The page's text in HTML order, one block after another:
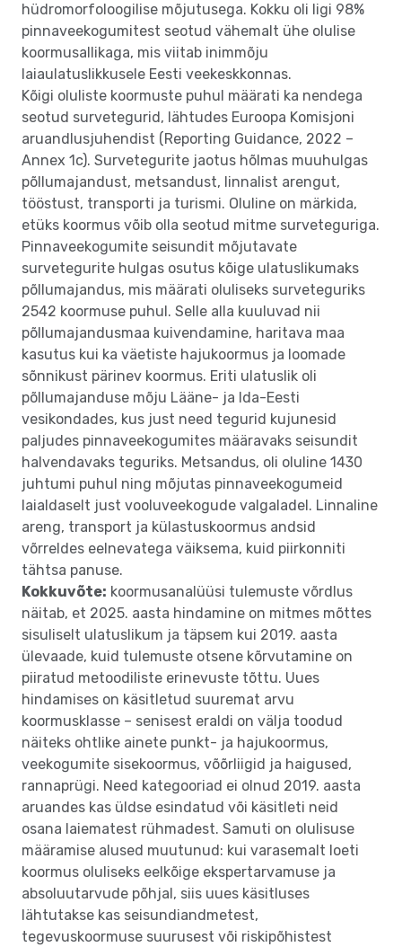
hüdromorfoloogilise mõjutusega. Kokku oli ligi 98%
pinnaveekogumitest seotud vähemalt ühe olulise
koormusallikaga, mis viitab inimmõju
laiaulatuslikkusele Eesti veekeskkonnas.
Kõigi oluliste koormuste puhul määrati ka nendega
seotud survetegurid, lähtudes Euroopa Komisjoni
aruandlusjuhendist (Reporting Guidance, 2022 –
Annex 1c). Survetegurite jaotus hõlmas muuhulgas
põllumajandust, metsandust, linnalist arengut,
tööstust, transporti ja turismi. Oluline on märkida,
etüks koormus võib olla seotud mitme surveteguriga.
Pinnaveekogumite seisundit mõjutavate
survetegurite hulgas osutus kõige ulatuslikumaks
põllumajandus, mis määrati oluliseks surveteguriks
2542 koormuse puhul. Selle alla kuuluvad nii
põllumajandusmaa kuivendamine, haritava maa
kasutus kui ka väetiste hajukoormus ja loomade
sõnnikust pärinev koormus. Eriti ulatuslik oli
põllumajanduse mõju Lääne- ja Ida-Eesti
vesikondades, kus just need tegurid kujunesid
paljudes pinnaveekogumites määravaks seisundit
halvendavaks teguriks. Metsandus, oli oluline 1430
juhtumi puhul ning mõjutas pinnaveekogumeid
laialdaselt just vooluveekogude valgaladel. Linnaline
areng, transport ja külastuskoormus andsid
võrreldes eelnevatega väiksema, kuid piirkonniti
tähtsa panuse.
Kokkuvõte: koormusanalüüsi tulemuste võrdlus
näitab, et 2025. aasta hindamine on mitmes mõttes
sisuliselt ulatuslikum ja täpsem kui 2019. aasta
ülevaade, kuid tulemuste otsene kõrvutamine on
piiratud metoodiliste erinevuste tõttu. Uues
hindamises on käsitletud suuremat arvu
koormusklasse – senisest eraldi on välja toodud
näiteks ohtlike ainete punkt- ja hajukoormus,
veekogumite sisekoormus, võõrliigid ja haigused,
rannaprügi. Need kategooriad ei olnud 2019. aasta
aruandes kas üldse esindatud või käsitleti neid
osana laiematest rühmadest. Samuti on olulisuse
määramise alused muutunud: kui varasemalt loeti
koormus oluliseks eelkõige ekspertarvamuse ja
absoluutarvude põhjal, siis uues käsitluses
lähtutakse kas seisundiandmetest,
tegevuskoormuse suurusest või riskipõhistest